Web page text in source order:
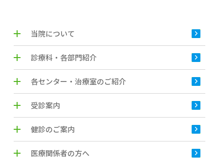
当院について
診療科・各部門紹介
各センター・治療室のご紹介
受診案内
健診のご案内
医療関係者の方へ